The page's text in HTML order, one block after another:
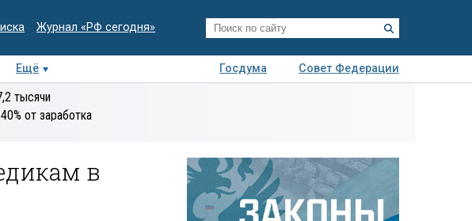
Журнал «РФ сегодня»
Ещё Госдума
Совет Федерации
тысячи
от заработка
в